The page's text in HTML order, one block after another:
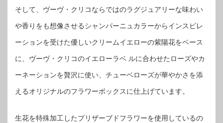
そして、ヴーヴ・クリコならではのラグジュアリーな味わい
や香りをも想像させるシャンパーニュカラーからインスピレ
ーションを受けた優しいクリームイエローの紫陽花をベース
に、ヴーヴ・クリコのイエローラベ ルに合わせたローズやカ
ーネーションを贅沢に使い、チューベローズが華やかさを添
えるオリジナルのフラワーボックスに仕上げています。
生花を特殊加工したプリザーブドフラワーを使用しているの